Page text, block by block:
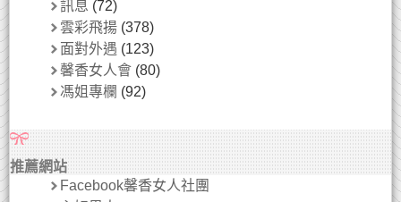
訊息 (72)
雲彩飛揚 (378)
面對外遇 (123)
馨香女人會 (80)
馮姐專欄 (92)
推薦網站
Facebook馨香女人社團